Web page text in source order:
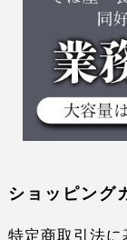
ショッピング
特定商取引法に